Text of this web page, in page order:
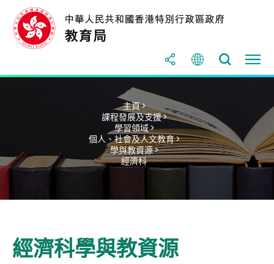
主頁 >
課程發展及支援 >
學習領域 >
個人、社會及人文教育 >
學與教資源 >
經濟科
經濟科學與教資源